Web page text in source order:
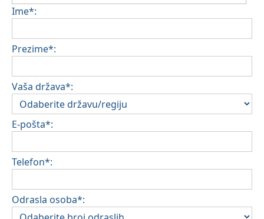
Ime*:
Prezime*:
Vaša država*:
E-pošta*:
Telefon*:
Odrasla osoba*: